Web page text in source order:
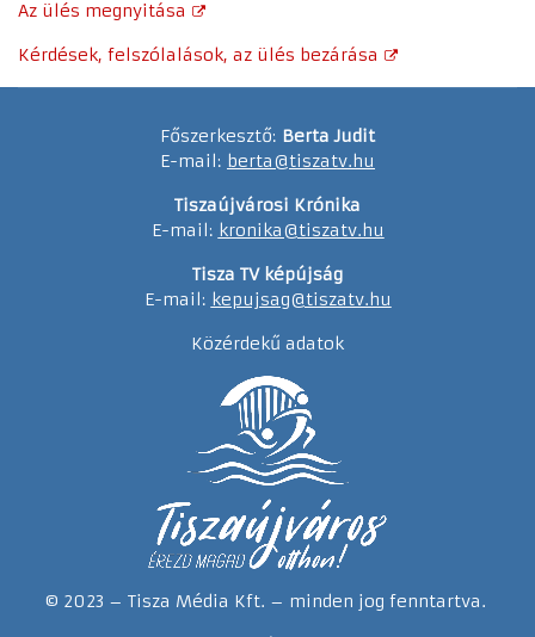
Az ülés megnyitása
Kérdések, felszólalások, az ülés bezárása
Főszerkesztő: Berta Judit
E-mail: berta@tiszatv.hu
Tiszaújvárosi Krónika
E-mail: kronika@tiszatv.hu
Tisza TV képújság
E-mail: kepujsag@tiszatv.hu
Közérdekű adatok
© 2023 – Tisza Média Kft. – minden jog fenntartva.